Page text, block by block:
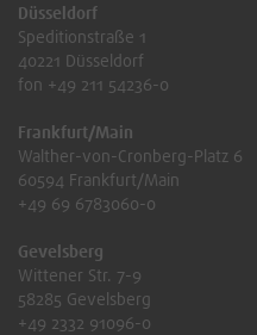
Düsseldorf
Speditionstraße 1
40221 Düsseldorf
fon +49 211 54236-0
Frankfurt/Main
Walther-von-Cronberg-Platz 6
60594 Frankfurt/Main
+49 69 6783060-0
Gevelsberg
Wittener Str. 7-9
58285 Gevelsberg
+49 2332 91096-0